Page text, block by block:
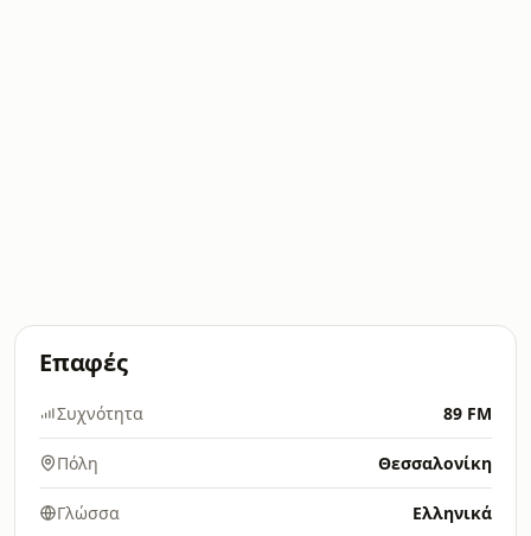
Επαφές
Συχνότητα 89 FM
Πόλη Θεσσαλονίκη
Γλώσσα Ελληνικά